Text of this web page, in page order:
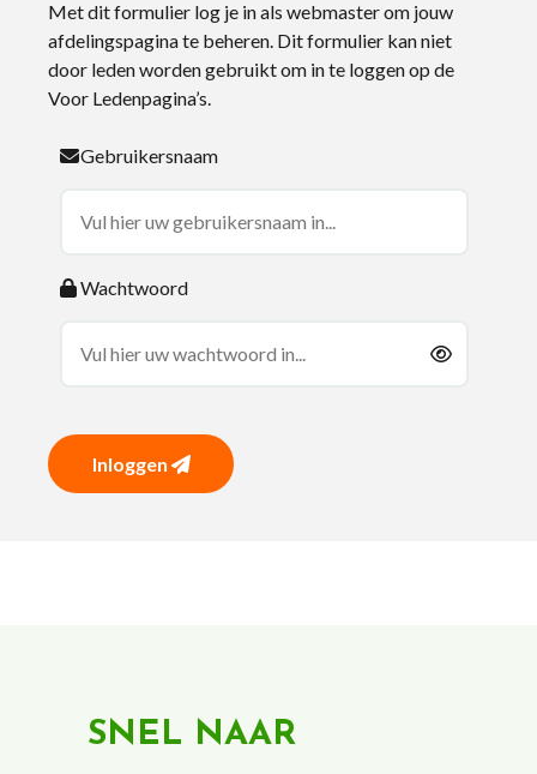
Met dit formulier log je in als webmaster om jouw
afdelingspagina te beheren. Dit formulier kan niet
door leden worden gebruikt om in te loggen op de
Voor Ledenpagina’s.
Gebruikersnaam
Wachtwoord
Inloggen
SNEL NAAR